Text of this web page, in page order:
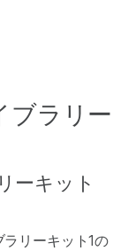
ブラリー
ーキット
リーキット1の